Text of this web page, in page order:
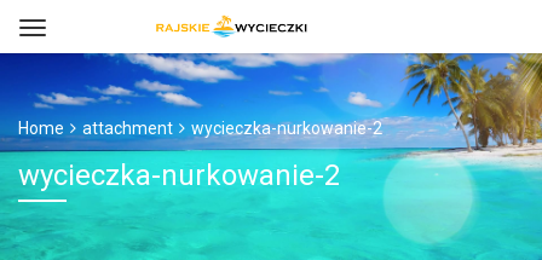
Home attachment wycieczka-nurkowanie-2
wycieczka-nurkowanie-2